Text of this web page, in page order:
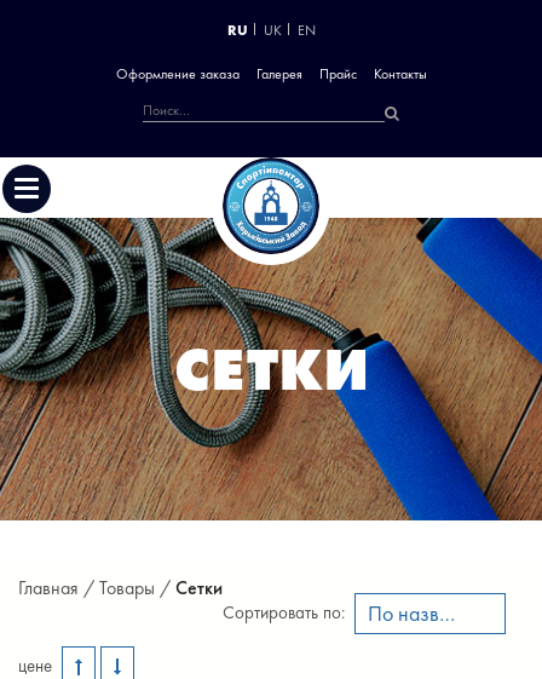
RU UK EN
Оформление заказа Галерея Прайс Контакты
СЕТКИ
Главная /Товары /Сетки
Сортировать по: По названию А-Я
цене